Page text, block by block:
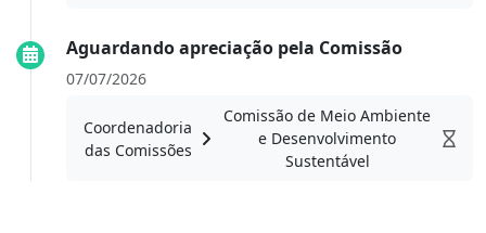
Aguardando apreciação pela Comissão
07/07/2026
Coordenadoria
das Comissões
Comissão de Meio Ambiente
e Desenvolvimento
Sustentável